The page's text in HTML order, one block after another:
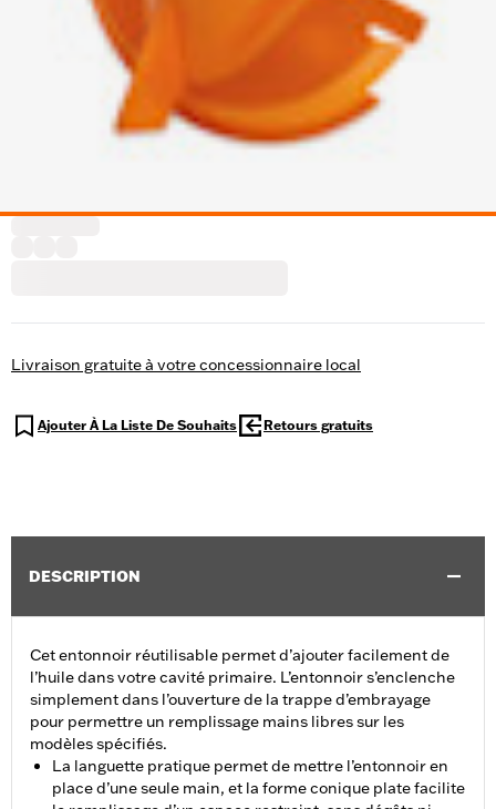
Livraison gratuite à votre concessionnaire local
Ajouter À La Liste De Souhaits Retours gratuits
DESCRIPTION
Cet entonnoir réutilisable permet d’ajouter facilement de
l’huile dans votre cavité primaire. L’entonnoir s’enclenche
simplement dans l’ouverture de la trappe d’embrayage
pour permettre un remplissage mains libres sur les
modèles spécifiés.
La languette pratique permet de mettre l’entonnoir en
place d’une seule main, et la forme conique plate facilite